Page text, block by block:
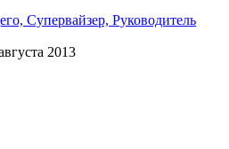
Супервайзер, Руководитель
2013